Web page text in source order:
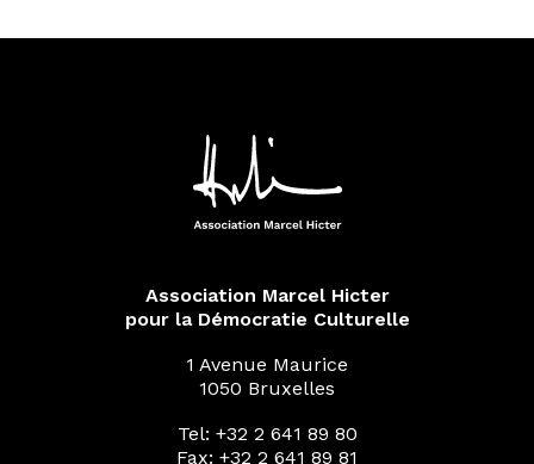
Association Marcel Hicter
pour la Démocratie Culturelle
1 Avenue Maurice
1050 Bruxelles
Tel: +32 2 641 89 80
Fax: +32 2 641 89 81